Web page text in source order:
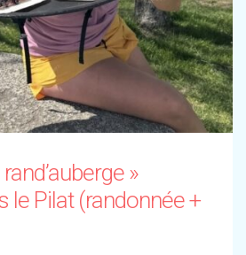
»
le Pilat (randonnée +